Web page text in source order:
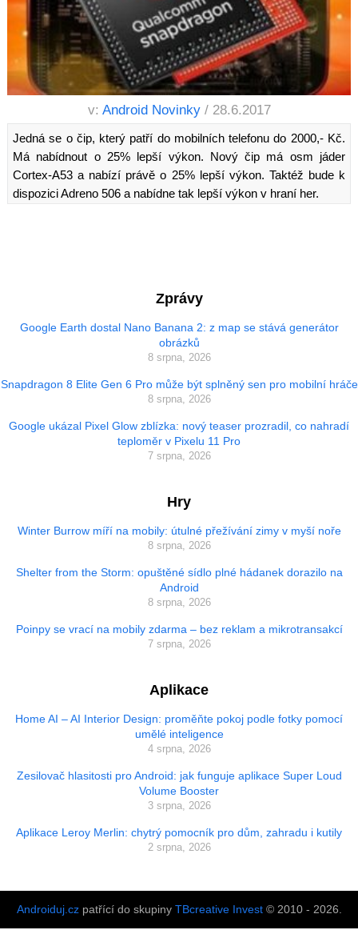
v: Android Novinky / 28.6.2017
Jedná se o čip, který patří do mobilních telefonu do 2000,- Kč.
Má nabídnout o 25% lepší výkon. Nový čip má osm jáder
Cortex-A53 a nabízí právě o 25% lepší výkon. Taktéž bude k
dispozici Adreno 506 a nabídne tak lepší výkon v hraní her.
Zprávy
Google Earth dostal Nano Banana 2: z map se stává generátor
obrázků
8 srpna, 2026
Snapdragon 8 Elite Gen 6 Pro může být splněný sen pro mobilní hráče
8 srpna, 2026
Google ukázal Pixel Glow zblízka: nový teaser prozradil, co nahradí
teploměr v Pixelu 11 Pro
7 srpna, 2026
Hry
Winter Burrow míří na mobily: útulné přežívání zimy v myší noře
8 srpna, 2026
Shelter from the Storm: opuštěné sídlo plné hádanek dorazilo na
Android
8 srpna, 2026
Poinpy se vrací na mobily zdarma – bez reklam a mikrotransakcí
7 srpna, 2026
Aplikace
Home AI – AI Interior Design: proměňte pokoj podle fotky pomocí
umělé inteligence
4 srpna, 2026
Zesilovač hlasitosti pro Android: jak funguje aplikace Super Loud
Volume Booster
3 srpna, 2026
Aplikace Leroy Merlin: chytrý pomocník pro dům, zahradu i kutily
2 srpna, 2026
Androiduj.czpatřící do skupiny TBcreative Invest© 2010 - 2026.